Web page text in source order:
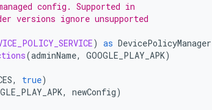
config. Supported in
versions ignore unsupported
) as DevicePolicyManager
(adminName, GOOGLE_PLAY_APK)
, true)
, newConfig)